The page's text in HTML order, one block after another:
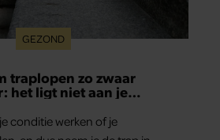
GEZOND
traplopen zo zwaar
het ligt niet aan je
conditie werken of je